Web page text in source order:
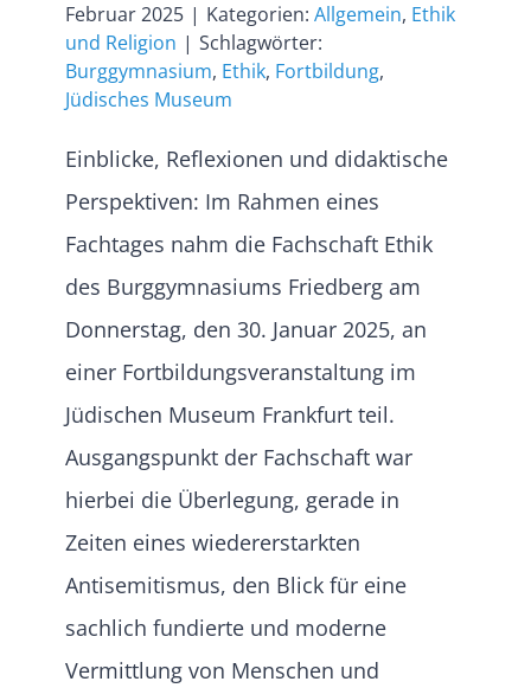
Februar 2025 | Kategorien: Allgemein, Ethik
und Religion | Schlagwörter:
Burggymnasium, Ethik, Fortbildung,
Jüdisches Museum
Einblicke, Reflexionen und didaktische
Perspektiven: Im Rahmen eines
Fachtages nahm die Fachschaft Ethik
des Burggymnasiums Friedberg am
Donnerstag, den 30. Januar 2025, an
einer Fortbildungsveranstaltung im
Jüdischen Museum Frankfurt teil.
Ausgangspunkt der Fachschaft war
hierbei die Überlegung, gerade in
Zeiten eines wiedererstarkten
Antisemitismus, den Blick für eine
sachlich fundierte und moderne
Vermittlung von Menschen und